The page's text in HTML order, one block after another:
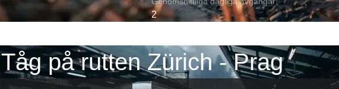
2
Tåg på rutten Zürich - Prag